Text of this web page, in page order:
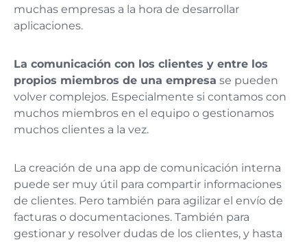
muchas empresas a la hora de desarrollar
aplicaciones.
La comunicación con los clientes y entre los
propios miembros de una empresa se pueden
volver complejos. Especialmente si contamos con
muchos miembros en el equipo o gestionamos
muchos clientes a la vez.
La creación de una app de comunicación interna
puede ser muy útil para compartir informaciones
de clientes. Pero también para agilizar el envío de
facturas o documentaciones. También para
gestionar y resolver dudas de los clientes, y hasta